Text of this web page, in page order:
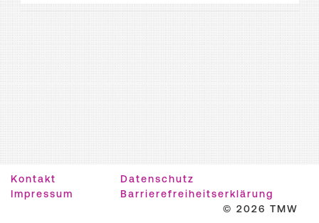
Kontakt
Datenschutz
Impressum
Barrierefreiheitserklärung
© 2026 TMW